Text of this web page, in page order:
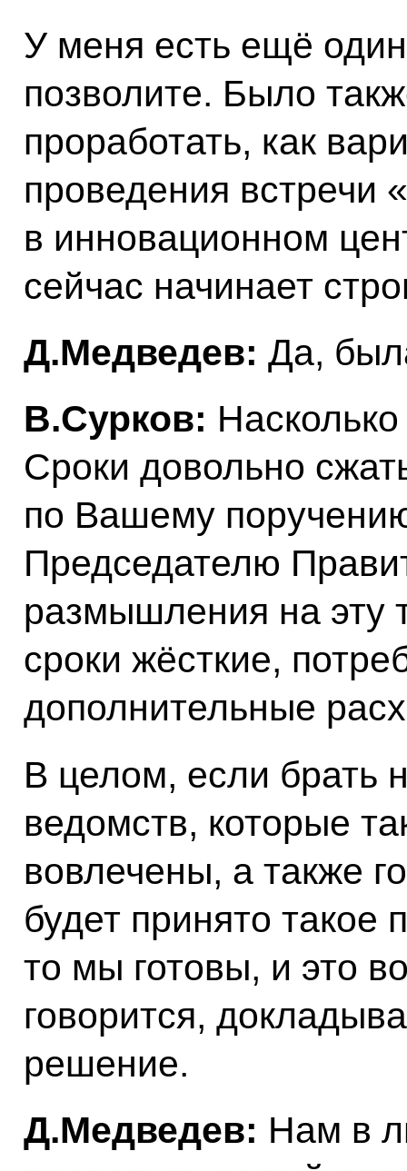
У меня есть ещё
позволите. Было
проработать, как
проведения встречи
в инновационном
сейчас начинает
Д.Медведев: Да,
В.Сурков:
Сроки довольно
по Вашему
Председателю
размышления на эту
сроки жёсткие,
дополнительные
В целом, если брать
ведомств, которые
вовлечены, а также
будет принято такое
то мы готовы, и это
говорится,
решение.
Д.Медведев: Нам в